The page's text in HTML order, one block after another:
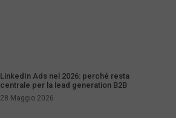
LinkedIn Ads nel 2026: perché resta
centrale per la lead generation B2B
28 Maggio 2026